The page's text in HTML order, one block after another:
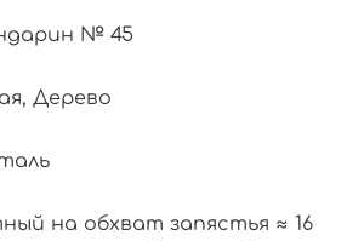
№ 43, Мандарин № 45
Кожа натуральная, Дерево
на обхват запястья ≈ 16